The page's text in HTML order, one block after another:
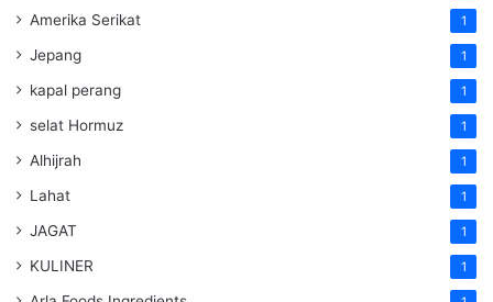
Amerika Serikat 1
Jepang 1
kapal perang 1
selat Hormuz 1
Alhijrah 1
Lahat 1
JAGAT 1
KULINER 1